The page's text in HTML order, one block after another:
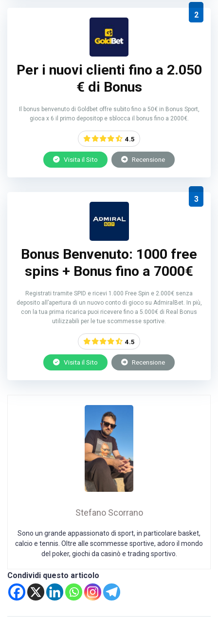
2
Per i nuovi clienti fino a 2.050
€ di Bonus
Il bonus benvenuto di Goldbet offre subito fino a 50€ in Bonus Sport,
gioca x 6 il primo depositop e sblocca il bonus fino a 2000€.
4.5
Visita il Sito Recensione
3
Bonus Benvenuto: 1000 free
spins + Bonus fino a 7000€
Registrati tramite SPID e ricevi 1.000 Free Spin e 2.000€ senza
deposito all’apertura di un nuovo conto di gioco su AdmiralBet. In più,
con la tua prima ricarica puoi ricevere fino a 5.000€ di Real Bonus
utilizzabili per le tue scommesse sportive.
4.5
Visita il Sito Recensione
Stefano Scorrano
Sono un grande appassionato di sport, in particolare basket,
calcio e tennis. Oltre alle scommesse sportive, adoro il mondo
del poker, giochi da casinò e trading sportivo.
Condividi questo articolo